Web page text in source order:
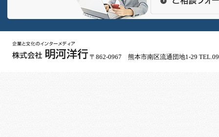
〒862-0967 熊本市南区流通団地1-29